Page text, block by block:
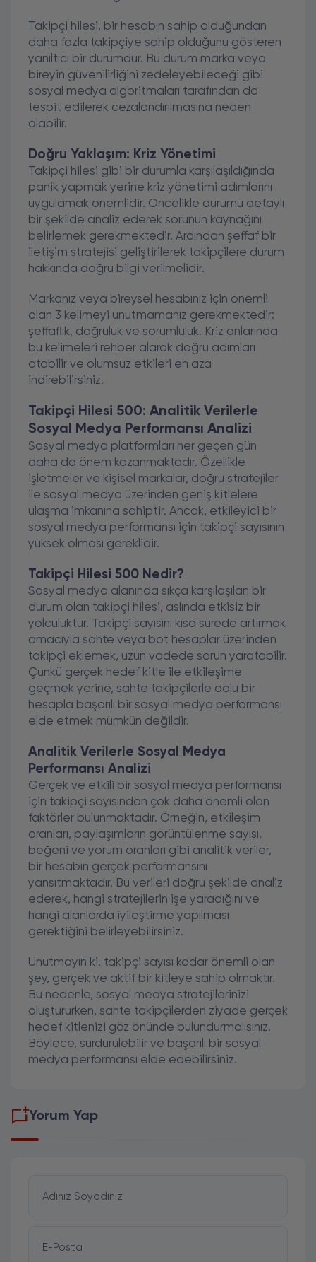
Takipçi hilesi, bir hesabın sahip olduğundan
daha fazla takipçiye sahip olduğunu gösteren
yanıltıcı bir durumdur. Bu durum marka veya
bireyin güvenilirliğini zedeleyebileceği gibi
sosyal medya algoritmaları tarafından da
tespit edilerek cezalandırılmasına neden
olabilir.
Doğru Yaklaşım: Kriz Yönetimi
Takipçi hilesi gibi bir durumla karşılaşıldığında
panik yapmak yerine kriz yönetimi adımlarını
uygulamak önemlidir. Öncelikle durumu detaylı
bir şekilde analiz ederek sorunun kaynağını
belirlemek gerekmektedir. Ardından şeffaf bir
iletişim stratejisi geliştirilerek takipçilere durum
hakkında doğru bilgi verilmelidir.
Markanız veya bireysel hesabınız için önemli
olan 3 kelimeyi unutmamanız gerekmektedir:
şeffaflık, doğruluk ve sorumluluk. Kriz anlarında
bu kelimeleri rehber alarak doğru adımları
atabilir ve olumsuz etkileri en aza
indirebilirsiniz.
Takipçi Hilesi 500: Analitik Verilerle
Sosyal Medya Performansı Analizi
Sosyal medya platformları her geçen gün
daha da önem kazanmaktadır. Özellikle
işletmeler ve kişisel markalar, doğru stratejiler
ile sosyal medya üzerinden geniş kitlelere
ulaşma imkanına sahiptir. Ancak, etkileyici bir
sosyal medya performansı için takipçi sayısının
yüksek olması gereklidir.
Takipçi Hilesi 500 Nedir?
Sosyal medya alanında sıkça karşılaşılan bir
durum olan takipçi hilesi, aslında etkisiz bir
yolculuktur. Takipçi sayısını kısa sürede artırmak
amacıyla sahte veya bot hesaplar üzerinden
takipçi eklemek, uzun vadede sorun yaratabilir.
Çünkü gerçek hedef kitle ile etkileşime
geçmek yerine, sahte takipçilerle dolu bir
hesapla başarılı bir sosyal medya performansı
elde etmek mümkün değildir.
Analitik Verilerle Sosyal Medya
Performansı Analizi
Gerçek ve etkili bir sosyal medya performansı
için takipçi sayısından çok daha önemli olan
faktörler bulunmaktadır. Örneğin, etkileşim
oranları, paylaşımların görüntülenme sayısı,
beğeni ve yorum oranları gibi analitik veriler,
bir hesabın gerçek performansını
yansıtmaktadır. Bu verileri doğru şekilde analiz
ederek, hangi stratejilerin işe yaradığını ve
hangi alanlarda iyileştirme yapılması
gerektiğini belirleyebilirsiniz.
Unutmayın ki, takipçi sayısı kadar önemli olan
şey, gerçek ve aktif bir kitleye sahip olmaktır.
Bu nedenle, sosyal medya stratejilerinizi
oluştururken, sahte takipçilerden ziyade gerçek
hedef kitlenizi göz önünde bulundurmalısınız.
Böylece, sürdürülebilir ve başarılı bir sosyal
medya performansı elde edebilirsiniz.
Yorum Yap
Adınız Soyadınız
E-Posta